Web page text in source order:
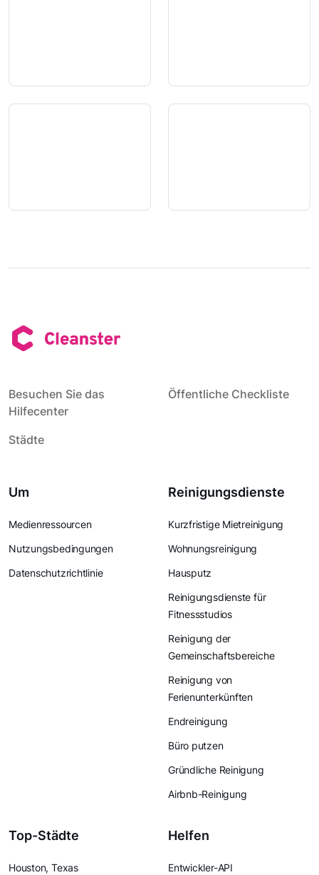
Besuchen Sie das
Hilfecenter
Öffentliche Checkliste
Städte
Um
Medienressourcen
Nutzungsbedingungen
Datenschutzrichtlinie
Reinigungsdienste
Kurzfristige Mietreinigung
Wohnungsreinigung
Hausputz
Reinigungsdienste für
Fitnessstudios
Reinigung der
Gemeinschaftsbereiche
Reinigung von
Ferienunterkünften
Endreinigung
Büro putzen
Gründliche Reinigung
Airbnb-Reinigung
Top-Städte
Houston, Texas
Helfen
Entwickler-API